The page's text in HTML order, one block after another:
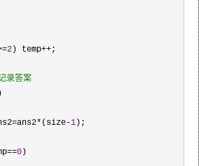
2 ) temp++;
录答案
)
1 );
0 )